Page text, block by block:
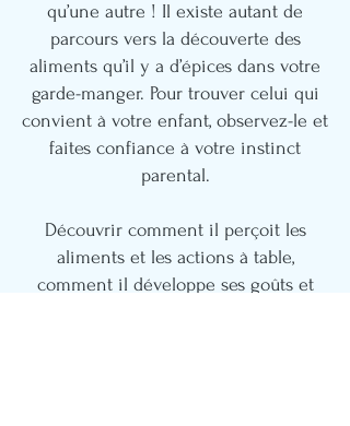
qu’une autre ! Il existe autant de
parcours vers la découverte des
aliments qu’il y a d’épices dans votre
garde-manger. Pour trouver celui qui
convient à votre enfant, observez-le et
faites confiance à votre instinct
parental.
Découvrir comment il perçoit les
aliments et les actions à table,
comment il développe ses goûts et